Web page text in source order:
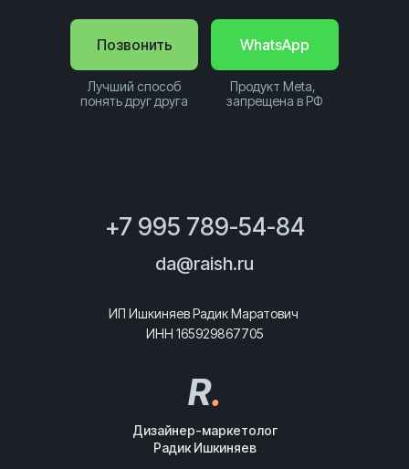
Позвонить
Лучший способ
понять друг друга
WhatsApp
Продукт Meta,
запрещена в РФ
+7 995 789-54-84
da@raish.ru
ИП Ишкиняев Радик Маратович
ИНН 165929867705
R.
Дизайнер-маркетолог
Радик Ишкиняев